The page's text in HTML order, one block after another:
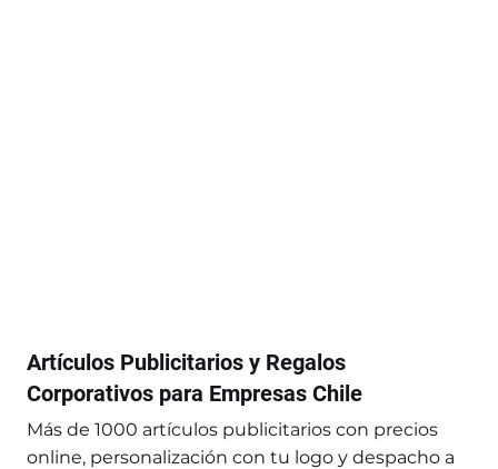
Artículos Publicitarios y Regalos
Corporativos para Empresas Chile
Más de 1000 artículos publicitarios con precios
online, personalización con tu logo y despacho a